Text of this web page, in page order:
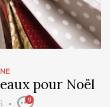
pour Noël
9